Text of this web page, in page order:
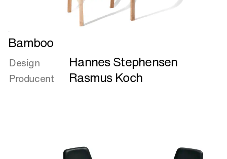
Læs
mere
om
Bamboo
Bamboo
Design Hannes Stephensen
Producent Rasmus Koch